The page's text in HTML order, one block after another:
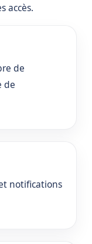
accès.
de
de
notifications